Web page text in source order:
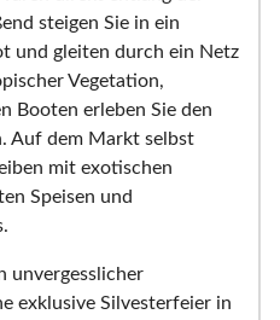
steigen Sie in ein
und gleiten durch ein Netz
Vegetation,
Booten erleben Sie den
Auf dem Markt selbst
mit exotischen
Speisen und
unvergesslicher
exklusive Silvesterfeier in